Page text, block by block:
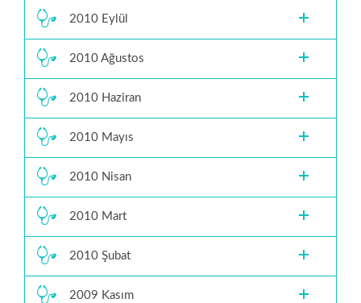
2010 Eylül
2010 Ağustos
2010 Haziran
2010 Mayıs
2010 Nisan
2010 Mart
2010 Şubat
2009 Kasım